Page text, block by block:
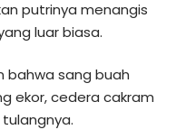
putrinya menangis
luar biasa.
bahwa sang buah
ekor, cedera cakram